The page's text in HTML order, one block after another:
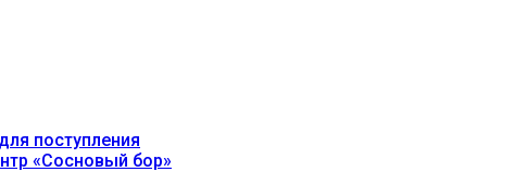
поступления
«Сосновый бор»